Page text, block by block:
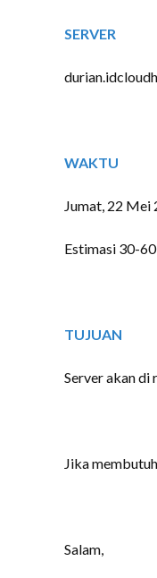
SERVER
WAKTU
Jumat, 22 Mei
Estimasi 30-
TUJUAN
Server akan
Jika
Salam,